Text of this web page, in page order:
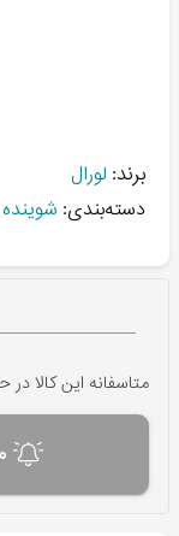
برند: لورال
دسته‌بندی:
متاسفانه این کالا